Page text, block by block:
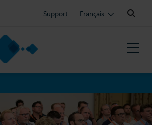
Support Français
Search: